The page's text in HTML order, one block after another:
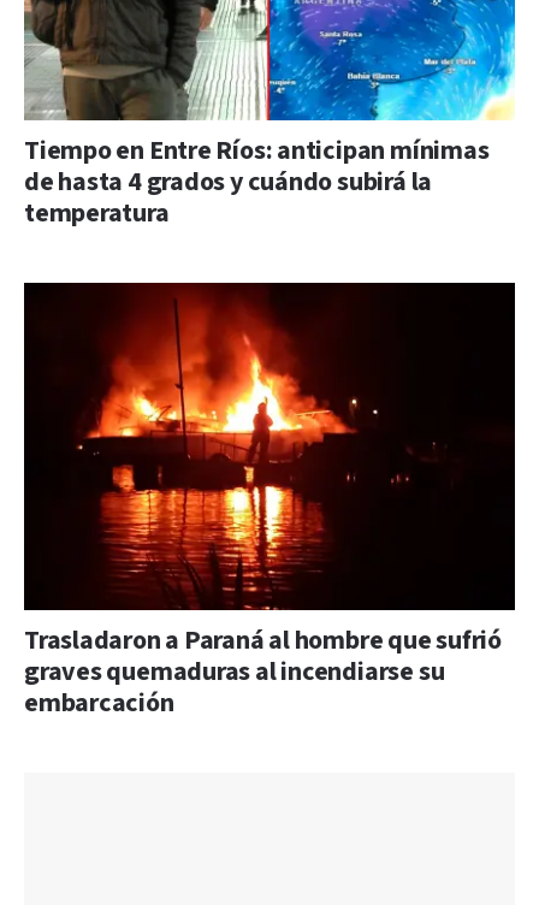
Tiempo en Entre Ríos: anticipan mínimas
de hasta 4 grados y cuándo subirá la
temperatura
Trasladaron a Paraná al hombre que sufrió
graves quemaduras al incendiarse su
embarcación